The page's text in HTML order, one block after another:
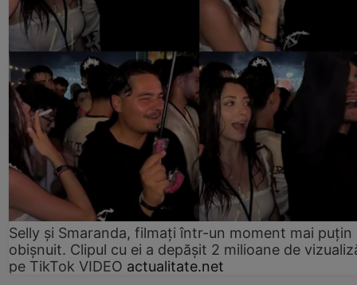
Selly și Smaranda, filmați într-un moment mai puțin
obișnuit. Clipul cu ei a depășit 2 milioane de
pe TikTok VIDEO actualitate.net